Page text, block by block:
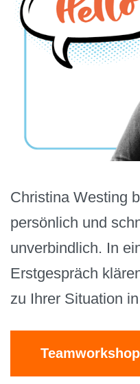
Christina Westing
persönlich und
unverbindlich. In
Erstgespräch
zu Ihrer Situation